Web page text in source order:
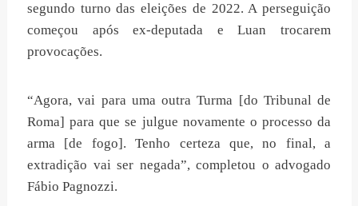
segundo turno das eleições de 2022. A perseguição
começou após ex-deputada e Luan trocarem
provocações.
“Agora, vai para uma outra Turma [do Tribunal de
Roma] para que se julgue novamente o processo da
arma [de fogo]. Tenho certeza que, no final, a
extradição vai ser negada”, completou o advogado
Fábio Pagnozzi.